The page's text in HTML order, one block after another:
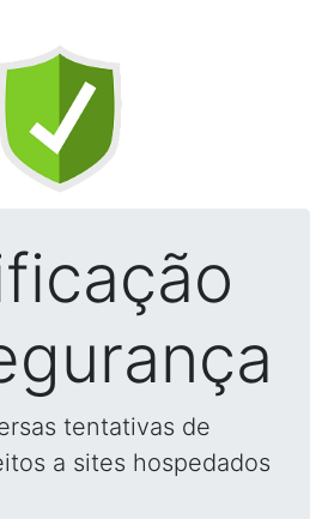
tentativas de
a sites hospedados